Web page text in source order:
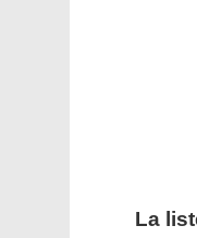
La